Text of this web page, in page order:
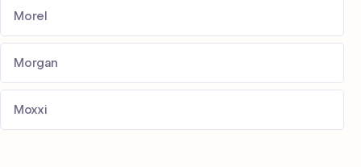
Morel
Morgan
Moxxi